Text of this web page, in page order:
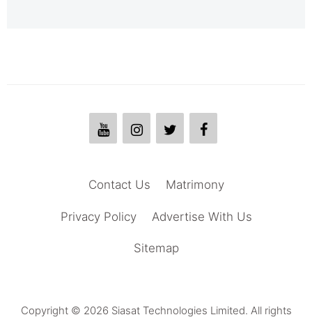
Matrimony
Contact Us
Advertise With Us
Privacy Policy
Sitemap
Copyright © 2026 Siasat Technologies Limited. All rights